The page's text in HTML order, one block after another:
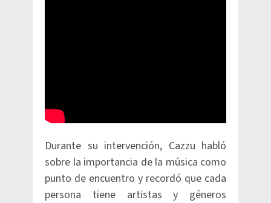
Durante su intervención, Cazzu habló
sobre la importancia de la música como
punto de encuentro y recordó que cada
persona tiene artistas y géneros